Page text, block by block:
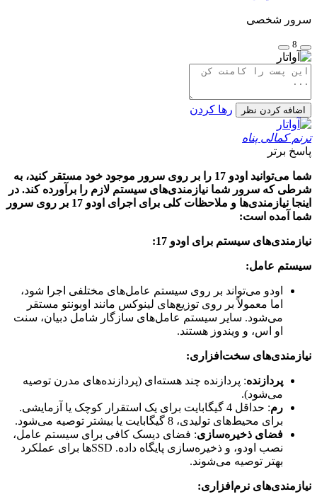
سرور شخصی
8
اضافه کردن نظر رها کردن
ترنم کمالی پناه
پاسخ برتر
شما می‌توانید اودو 17 را بر روی سرور موجود خود مستقر کنید، به
شرطی که سرور شما نیازمندی‌های سیستم لازم را برآورده کند. در
اینجا نیازمندی‌ها و ملاحظات کلی برای اجرای اودو 17 بر روی سرور
شما آمده است:
نیازمندی‌های سیستم برای اودو 17:
سیستم عامل:
اودو می‌تواند بر روی سیستم عامل‌های مختلفی اجرا شود،
اما معمولاً بر روی توزیع‌های لینوکس مانند اوبونتو مستقر
می‌شود. سایر سیستم عامل‌های سازگار شامل دبیان، سنت
او اس، و ویندوز هستند.
نیازمندی‌های سخت‌افزاری:
پردازنده: پردازنده چند هسته‌ای (پردازنده‌های مدرن توصیه
می‌شود).
رم
: حداقل 4 گیگابایت برای یک استقرار کوچک یا آزمایشی.
برای محیط‌های تولیدی، 8 گیگابایت یا بیشتر توصیه می‌شود.
فضای ذخیره‌سازی: فضای دیسک کافی برای سیستم عامل،
نصب اودو، و ذخیره‌سازی پایگاه داده. SSDها برای عملکرد
بهتر توصیه می‌شوند.
نیازمندی‌های نرم‌افزاری: